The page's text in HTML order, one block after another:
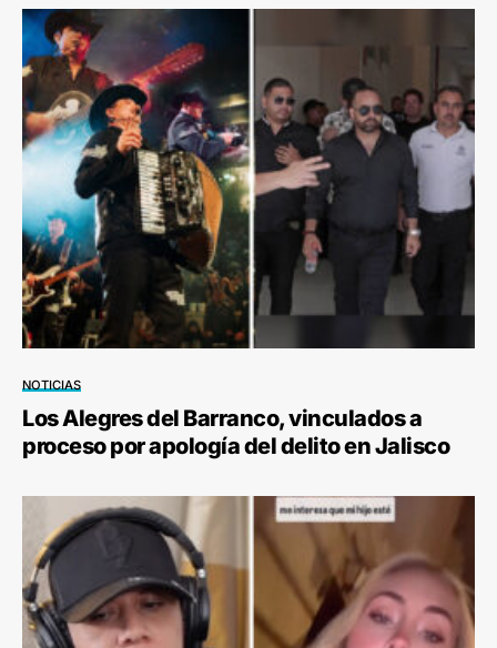
NOTICIAS
Los Alegres del Barranco, vinculados a
proceso por apología del delito en Jalisco